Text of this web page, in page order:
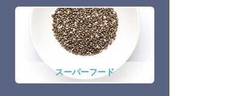
スーパーフード